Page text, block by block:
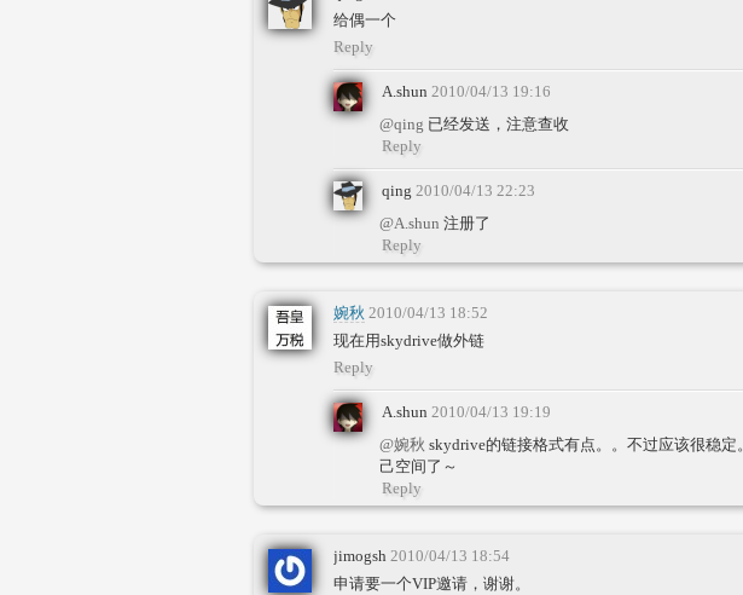
给偶一个
Reply
A.shun 2010/04/13 19:16
@qing 已经发送，注意查收
Reply
qing 2010/04/13 22:23
@A.shun 注册了
Reply
婉秋 2010/04/13 18:52
现在用skydrive做外链
Reply
A.shun 2010/04/13 19:19
@婉秋 skydrive的链接格式有点。。不过应该很稳
己空间了～
Reply
jimogsh 2010/04/13 18:54
申请要一个VIP邀请，谢谢。